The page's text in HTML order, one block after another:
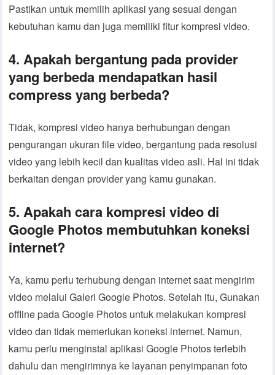
Pastikan untuk memilih aplikasi yang sesuai dengan
kebutuhan kamu dan juga memiliki fitur kompresi video.
4. Apakah bergantung pada provider
yang berbeda mendapatkan hasil
compress yang berbeda?
Tidak, kompresi video hanya berhubungan dengan
pengurangan ukuran file video, bergantung pada resolusi
video yang lebih kecil dan kualitas video asli. Hal ini tidak
berkaitan dengan provider yang kamu gunakan.
5. Apakah cara kompresi video di
Google Photos membutuhkan koneksi
internet?
Ya, kamu perlu terhubung dengan internet saat mengirim
video melalui Galeri Google Photos. Setelah itu, Gunakan
offline pada Google Photos untuk melakukan kompresi
video dan tidak memerlukan koneksi internet. Namun,
kamu perlu menginstal aplikasi Google Photos terlebih
dahulu dan mengirimnya ke layanan penyimpanan foto